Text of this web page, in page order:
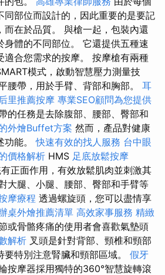
同部位而設計的，因此重要的是要記
而在於品質。 與槍一起，包裝內還
身體的不同部位。 它還提供五種速
適合您需求的按摩。 按摩槍有兩種
模式，啟動智慧壓力測量技
腰帶，用於手臂、背部和胸部。 耳
后里推薦按摩 專業SEO顧問為您提供
的任務是去除腹部、腰部、臀部和
外燴Buffet方案 然而，產品對健康
功能。快速有效的找人服務 台中眼
價格解析 HMS 足底放鬆按摩
正面作用，有效放鬆肌肉並刺激其
大腿、小腿、腰部、臀部和手臂等
摩療程 透過螺旋頭，您可以盡情享
桌外燴推薦清單 高效家事服務 精緻
或骨骼疼痛的使用者會喜歡氣墊頭
解析 叉頭是針對背部、頸椎和頸部
特別注意腎臟和頸部區域。 假牙
按摩器採用獨特的360°智慧旋轉滾